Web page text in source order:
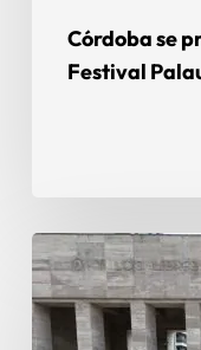
Córdoba se
Festival